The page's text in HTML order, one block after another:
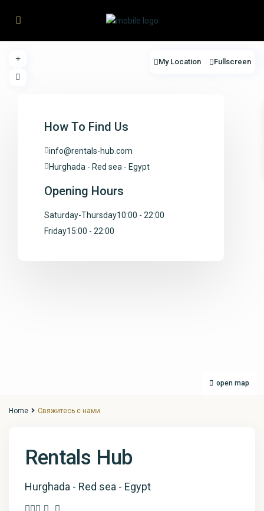
How To Find Us
info@rentals-hub.com
Hurghada - Red sea - Egypt
Opening Hours
Saturday-Thursday10:00 - 22:00
Friday15:00 - 22:00
loading...
open map
My Location Fullscreen
Home Свяжитесь с нами
Rentals Hub
Hurghada - Red sea - Egypt